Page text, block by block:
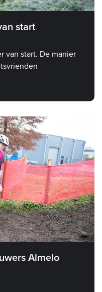
start
van start. De manier
Almelo